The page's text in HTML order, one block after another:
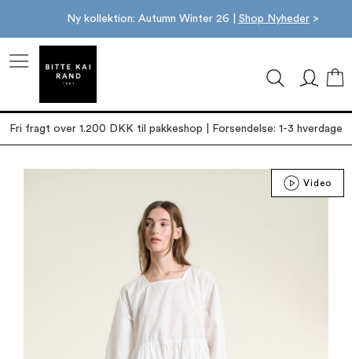
Ny kollektion: Autumn Winter 26 | Shop Nyheder>
Fri fragt over 1.200 DKK til pakkeshop | Forsendelse: 1-3 hverdage
Video